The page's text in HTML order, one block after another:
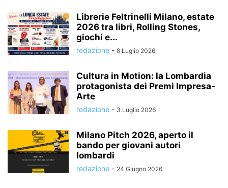
Librerie Feltrinelli Milano, estate
2026 tra libri, Rolling Stones,
giochi e...
redazione - 8 Luglio 2026
Cultura in Motion: la Lombardia
protagonista dei Premi Impresa-
Arte
redazione - 3 Luglio 2026
Milano Pitch 2026, aperto il
bando per giovani autori
lombardi
redazione - 24 Giugno 2026